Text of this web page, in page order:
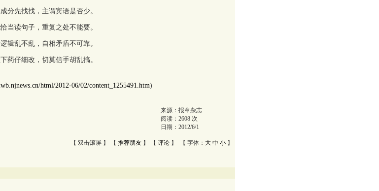
分先找找，主谓宾语是否少。
当读句子，重复之处不能要。
辑乱不乱，自相矛盾不可靠。
药仔细改，切莫信手胡乱搞。
html/2012-06/02/content_1255491.htm)
来源： 报章杂志
阅读： 2608次
日期： 2012/6/1
【 双击滚屏 】 【 推荐朋友】 【 评论】 【 字体： 大 中 小】